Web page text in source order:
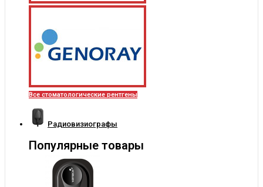
Все стоматологические рентгены
Радиовизиографы
Популярные товары